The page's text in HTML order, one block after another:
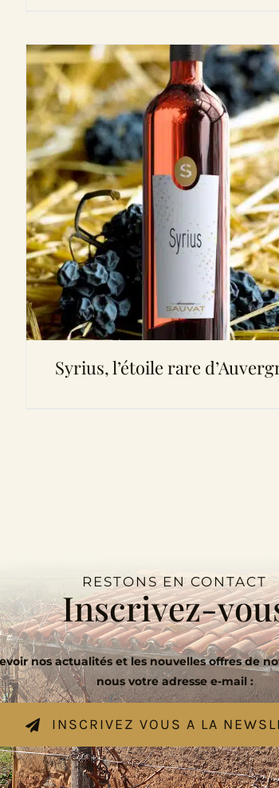
Syrius, l’étoile rare
RESTONS EN CONTACT
Inscrivez-
nos actualités et les nouvelles offres de
nous votre adresse e-mail :
INSCRIVEZ VOUS A LA